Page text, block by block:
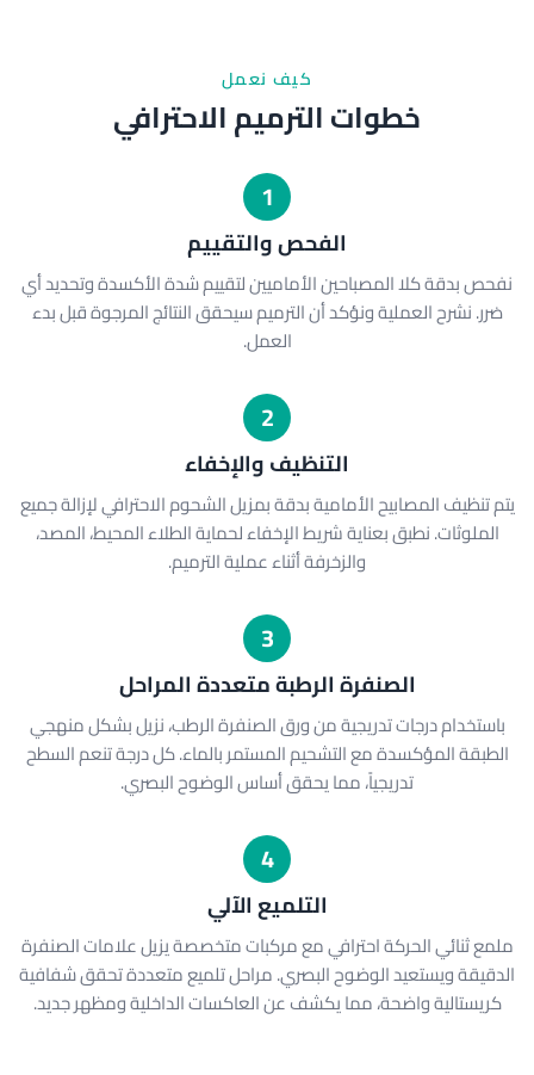
كيف نعمل
خطوات الترميم الاحترافي
1
الفحص والتقييم
نفحص بدقة كلا المصباحين الأماميين لتقييم شدة الأكسدة وتحديد أي
ضرر. نشرح العملية ونؤكد أن الترميم سيحقق النتائج المرجوة قبل بدء
العمل.
2
التنظيف والإخفاء
يتم تنظيف المصابيح الأمامية بدقة بمزيل الشحوم الاحترافي لإزالة جميع
الملوثات. نطبق بعناية شريط الإخفاء لحماية الطلاء المحيط، المصد،
والزخرفة أثناء عملية الترميم.
3
الصنفرة الرطبة متعددة المراحل
باستخدام درجات تدريجية من ورق الصنفرة الرطب، نزيل بشكل منهجي
الطبقة المؤكسدة مع التشحيم المستمر بالماء. كل درجة تنعم السطح
تدريجياً، مما يحقق أساس الوضوح البصري.
4
التلميع الآلي
ملمع ثنائي الحركة احترافي مع مركبات متخصصة يزيل علامات الصنفرة
الدقيقة ويستعيد الوضوح البصري. مراحل تلميع متعددة تحقق شفافية
كريستالية واضحة، مما يكشف عن العاكسات الداخلية ومظهر جديد.